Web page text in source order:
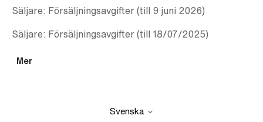
Säljare: Försäljningsavgifter (till 9 juni 2026)
Säljare: Försäljningsavgifter (till 18/07/2025)
Mer
Svenska